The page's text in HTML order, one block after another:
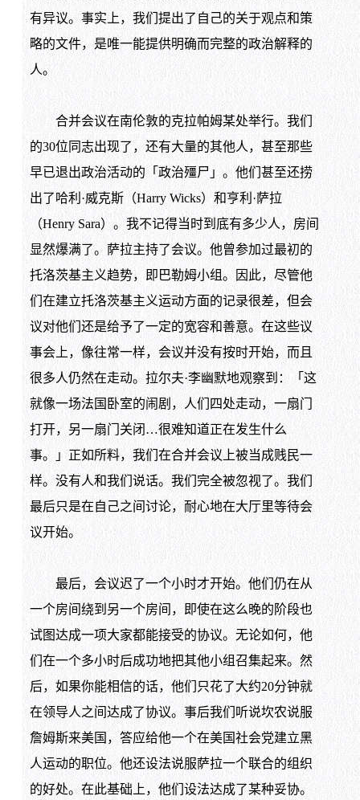
有异议。事实上，我们提出了自己的关于观点和策
略的文件，是唯一能提供明确而完整的政治解释的
人。
合并会议在南伦敦的克拉帕姆某处举行。我们
的30位同志出现了，还有大量的其他人，甚至那些
早已退出政治活动的「政治殭尸」。他们甚至还捞
出了哈利·威克斯（Harry Wicks）和亨利·萨拉
（Henry Sara）。我不记得当时到底有多少人，房间
显然爆满了。萨拉主持了会议。他曾参加过最初的
托洛茨基主义趋势，即巴勒姆小组。因此，尽管他
们在建立托洛茨基主义运动方面的记录很差，但会
议对他们还是给予了一定的宽容和善意。在这些议
事会上，像往常一样，会议并没有按时开始，而且
很多人仍然在走动。拉尔夫·李幽默地观察到：「这
就像一场法国卧室的闹剧，人们四处走动，一扇门
打开，另一扇门关闭…很难知道正在发生什么
事。」正如所料，我们在合并会议上被当成贱民一
样。没有人和我们说话。我们完全被忽视了。我们
最后只是在自己之间讨论，耐心地在大厅里等待会
议开始。
最后，会议迟了一个小时才开始。他们仍在从
一个房间绕到另一个房间，即使在这么晚的阶段也
试图达成一项大家都能接受的协议。无论如何，他
们在一个多小时后成功地把其他小组召集起来。然
后，如果你能相信的话，他们只花了大约20分钟就
在领导人之间达成了协议。事后我们听说坎农说服
詹姆斯来美国，答应给他一个在美国社会党建立黑
人运动的职位。他还设法说服萨拉一个联合的组织
的好处。在此基础上，他们设法达成了某种妥协。